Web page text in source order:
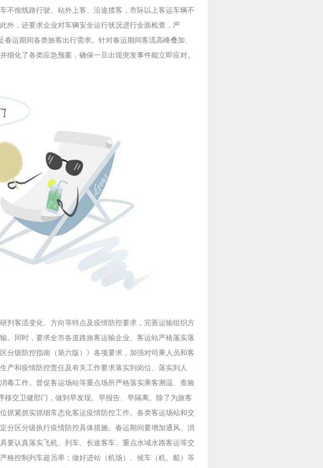
不按线路行驶、站外上客、沿途揽客，市际以上客运车辆不
外，还要求企业对车辆安全运行状况进行全面检查，严
运期间各类旅客出行需求。针对春运期间客流高峰叠加、
化了各类应急预案，确保一旦出现突发事件能立即应对。
判客流变化、方向等特点及疫情防控要求，完善运输组织方
。同时，要求全市各道路旅客运输企业、客运站严格落实落
分级防控指南（第六版）》各项要求，加强对司乘人员和客
产和疫情防控责任及有关工作要求落实到岗位、落实到人
毒工作。督促客运场站等重点场所严格落实乘客测温、查验
移交卫健部门，做到早发现、早报告、早隔离。除了为旅客
抓紧抓实抓细常态化客运疫情防控工作。各类客运场站和交
分区分级执行疫情防控具体措施。春运期间要增加通风、消
要认真落实飞机、列车、长途客车、重点水域水路客运等交
格控制列车超员率；做好进站（机场）、候车（机、船）等